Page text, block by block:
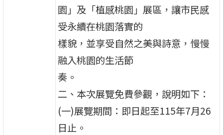
園」及「植感桃園」展區，讓市民感
受永續在桃園落實的
樣貌，並享受自然之美與詩意，慢慢
融入桃園的生活節
奏。
二、本次展覽免費參觀，說明如下：
(一)展覽期間：即日起至115年7月26
日止。